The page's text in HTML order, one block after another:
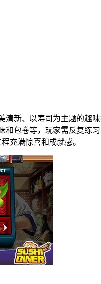
清新、以寿司为主题的趣
和包卷等，玩家需反复练
充满惊喜和成就感。